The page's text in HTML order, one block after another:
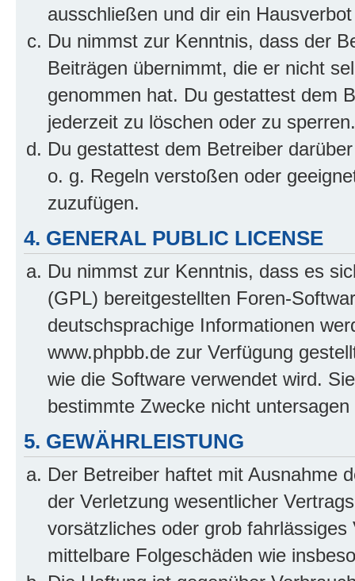
ausschließen und dir ein
Du nimmst zur Kenntnis, dass der
Beiträgen übernimmt, die er nicht
genommen hat. Du gestattest dem
jederzeit zu löschen oder zu sperren.
Du gestattest dem Betreiber
o. g. Regeln verstoßen oder
zuzufügen.
4. GENERAL PUBLIC LICENSE
Du nimmst zur Kenntnis, dass es
(GPL) bereitgestellten Foren-
deutschsprachige Informationen
www.phpbb.de zur Verfügung
wie die Software verwendet wird.
bestimmte Zwecke nicht
5. GEWÄHRLEISTUNG
Der Betreiber haftet mit Ausnahme
der Verletzung wesentlicher
vorsätzliches oder grob
mittelbare Folgeschäden wie